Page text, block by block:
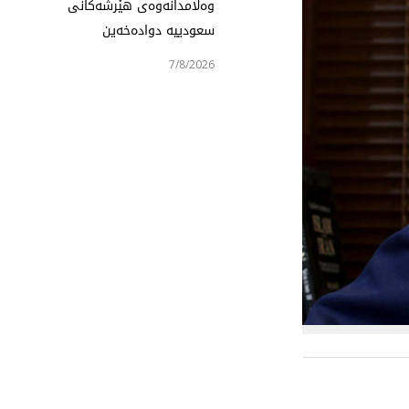
وەڵامدانەوەی هێرشەکانی
سعودییە دوادەخەین
7/8/2026